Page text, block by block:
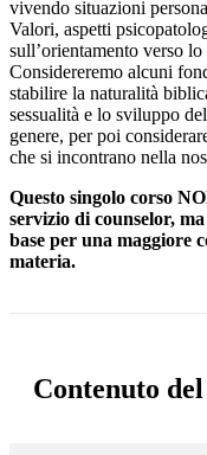
vivendo situazioni
Valori, aspetti
sull’orientamento verso lo
Considereremo alcuni
stabilire la naturalità
sessualità e lo sviluppo
genere, per poi
che si incontrano nella
Questo singolo corso
servizio di counselor,
base per una maggiore
materia.
Contenuto